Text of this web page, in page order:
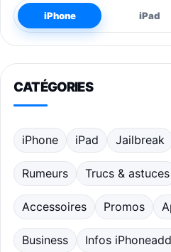
iPhone iPad
CATÉGORIES
iPhone iPad Jailbreak
Rumeurs Trucs & astuces
Accessoires Promos
Business Infos